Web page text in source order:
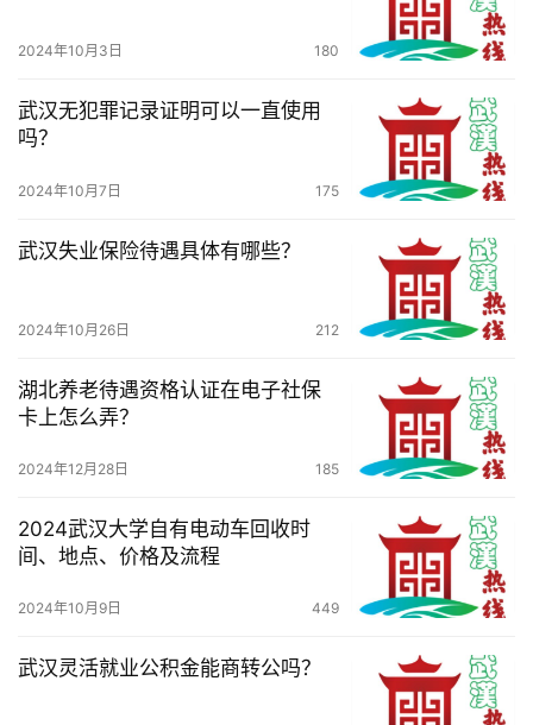
科
科
技
察
于
们
服
导
航
2024年10月3日 180
武汉无犯罪记录证明可以一直使用
吗？
2024年10月7日 175
武汉失业保险待遇具体有哪些？
2024年10月26日 212
湖北养老待遇资格认证在电子社保
卡上怎么弄？
2024年12月28日 185
2024武汉大学自有电动车回收时
间、地点、价格及流程
2024年10月9日 449
武汉灵活就业公积金能商转公吗？